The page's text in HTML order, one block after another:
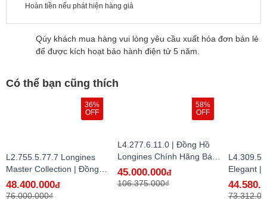
Hoàn tiền nếu phát hiện hàng giả
Qúy khách mua hàng vui lòng yêu cầu xuất hóa đơn bán lẻ
để được kích hoạt bảo hành điện tử 5 năm.
Có thể bạn cũng thích
36%
OFF
L2.755.5.77.7 Longines
Master Collection | Đồng
Hồ Longines Chính Hãng
Bán Lẻ Tại VN - hàng lướt
48.400.000đ
76.000.000₫
58%
OFF
L4.277.6.11.0 | Đồng Hồ
Longines Chính Hãng Bán
Lẻ Tại VN
45.000.000đ
106.375.000₫
Elegant |
Longines
Lẻ Tại VN